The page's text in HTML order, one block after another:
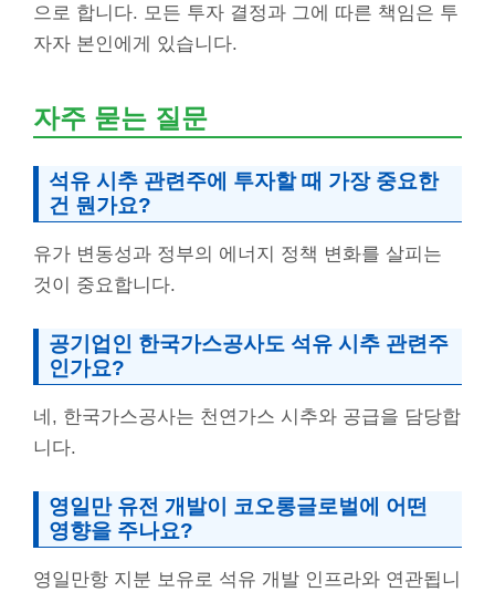
으로 합니다. 모든 투자 결정과 그에 따른 책임은 투
자자 본인에게 있습니다.
자주 묻는 질문
석유 시추 관련주에 투자할 때 가장 중요한
건 뭔가요?
유가 변동성과 정부의 에너지 정책 변화를 살피는
것이 중요합니다.
공기업인 한국가스공사도 석유 시추 관련주
인가요?
네, 한국가스공사는 천연가스 시추와 공급을 담당합
니다.
영일만 유전 개발이 코오롱글로벌에 어떤
영향을 주나요?
영일만항 지분 보유로 석유 개발 인프라와 연관됩니